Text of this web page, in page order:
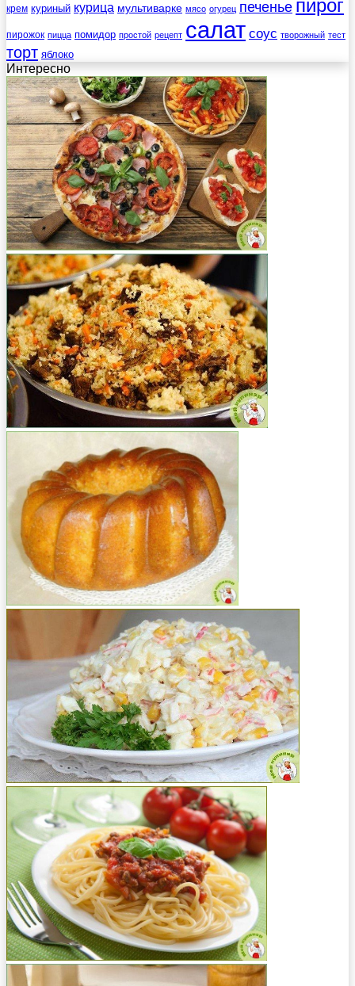
крем куриный курица мультиварке мясо огурец печенье пирог
пирожок пицца помидор простой рецепт салат соус творожный тест
торт яблоко
Интересно